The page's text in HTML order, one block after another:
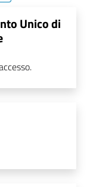
Unico di